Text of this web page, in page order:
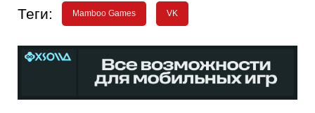
Теги: Mamboo Games VK